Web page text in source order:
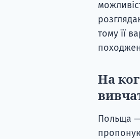
тому її
На
Польща —